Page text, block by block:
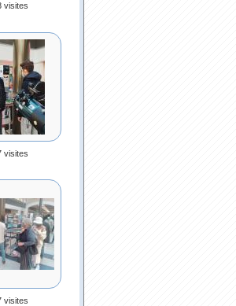
visites
visites
visites